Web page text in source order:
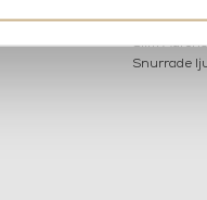
Missoni
Slim Aarons
Snurrade